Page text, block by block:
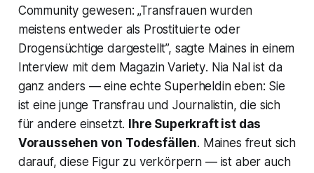
Community gewesen: „Transfrauen wurden
meistens entweder als Prostituierte oder
Drogensüchtige dargestellt”, sagte Maines in einem
Interview mit dem MagazinVariety. Nia Nal ist da
ganz anders — eine echte Superheldin eben: Sie
ist eine junge Transfrau und Journalistin, die sich
für andere einsetzt.
Ihre Superkraft ist das
Voraussehen von Todesfällen. Maines freut sich
darauf, diese Figur zu verkörpern — ist aber auch